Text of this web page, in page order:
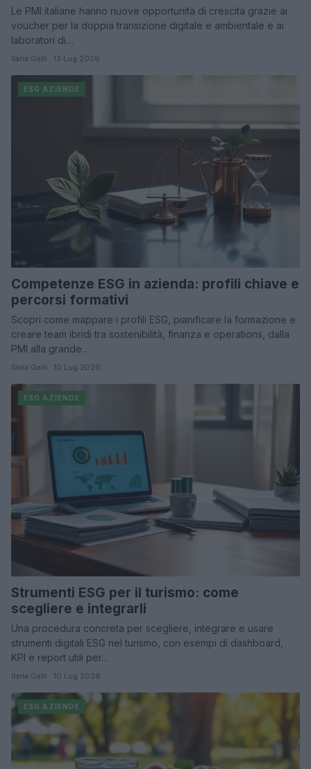
Le PMI italiane hanno nuove opportunità di crescita grazie ai
voucher per la doppia transizione digitale e ambientale e ai
laboratori di…
Ilaria Galli · 13 Lug 2026
ESG AZIENDE
Competenze ESG in azienda: profili chiave e
percorsi formativi
Scopri come mappare i profili ESG, pianificare la formazione e
creare team ibridi tra sostenibilità, finanza e operations, dalla
PMI alla grande…
Ilaria Galli · 10 Lug 2026
ESG AZIENDE
Strumenti ESG per il turismo: come
scegliere e integrarli
Una procedura concreta per scegliere, integrare e usare
strumenti digitali ESG nel turismo, con esempi di dashboard,
KPI e report utili per…
Ilaria Galli · 10 Lug 2026
ESG AZIENDE